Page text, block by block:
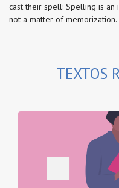
cast their spell: Spelling is
not a matter of memorization.
TEXTOS